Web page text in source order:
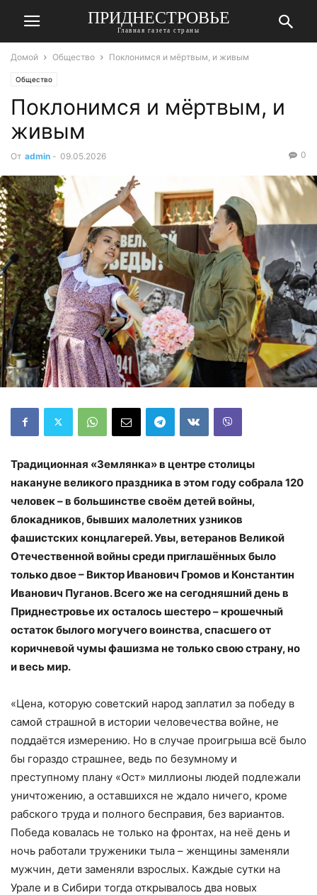
ПРИДНЕСТРОВЬЕ
Главная газета страны
Домой Общество Поклонимся и мёртвым, и живым
Общество
Поклонимся и мёртвым, и
живым
От admin - 09.05.2026 0
Традиционная «Землянка» в центре столицы
накануне великого праздника в этом году собрала 120
человек – в большинстве своём детей войны,
блокадников, бывших малолетних узников
фашистских концлагерей. Увы, ветеранов Великой
Отечественной войны среди приглашённых было
только двое – Виктор Иванович Громов и Константин
Иванович Пуганов. Всего же на сегодняшний день в
Приднестровье их осталось шестеро – крошечный
остаток былого могучего воинства, спасшего от
коричневой чумы фашизма не только свою страну, но
и весь мир.
«Цена, которую советский народ заплатил за победу в
самой страшной в истории человечества войне, не
поддаётся измерению. Но в случае проигрыша всё было
бы гораздо страшнее, ведь по безумному и
преступному плану «Ост» миллионы людей подлежали
уничтожению, а оставшихся не ждало ничего, кроме
рабского труда и полного бесправия, без вариантов.
Победа ковалась не только на фронтах, на неё день и
ночь работали труженики тыла – женщины заменяли
мужчин, дети заменяли взрослых. Каждые сутки на
Урале и в Сибири тогда открывалось два новых